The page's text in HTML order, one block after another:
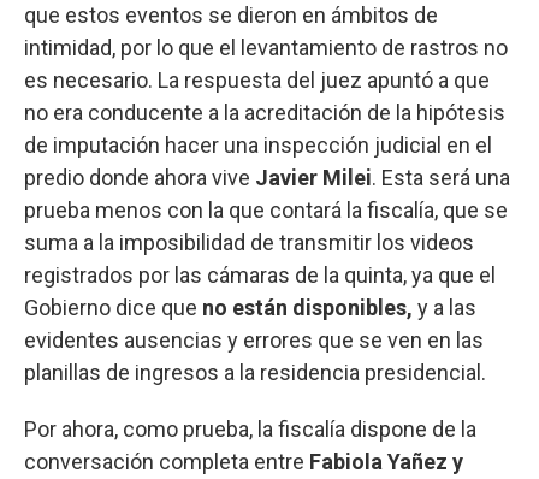
que estos eventos se dieron en ámbitos de
intimidad, por lo que el levantamiento de rastros no
es necesario. La respuesta del juez apuntó a que
no era conducente a la acreditación de la hipótesis
de imputación hacer una inspección judicial en el
predio donde ahora vive Javier Milei. Esta será una
prueba menos con la que contará la fiscalía, que se
suma a la imposibilidad de transmitir los videos
registrados por las cámaras de la quinta, ya que el
Gobierno dice que no están disponibles, y a las
evidentes ausencias y errores que se ven en las
planillas de ingresos a la residencia presidencial.
Por ahora, como prueba, la fiscalía dispone de la
conversación completa entre Fabiola Yañez y